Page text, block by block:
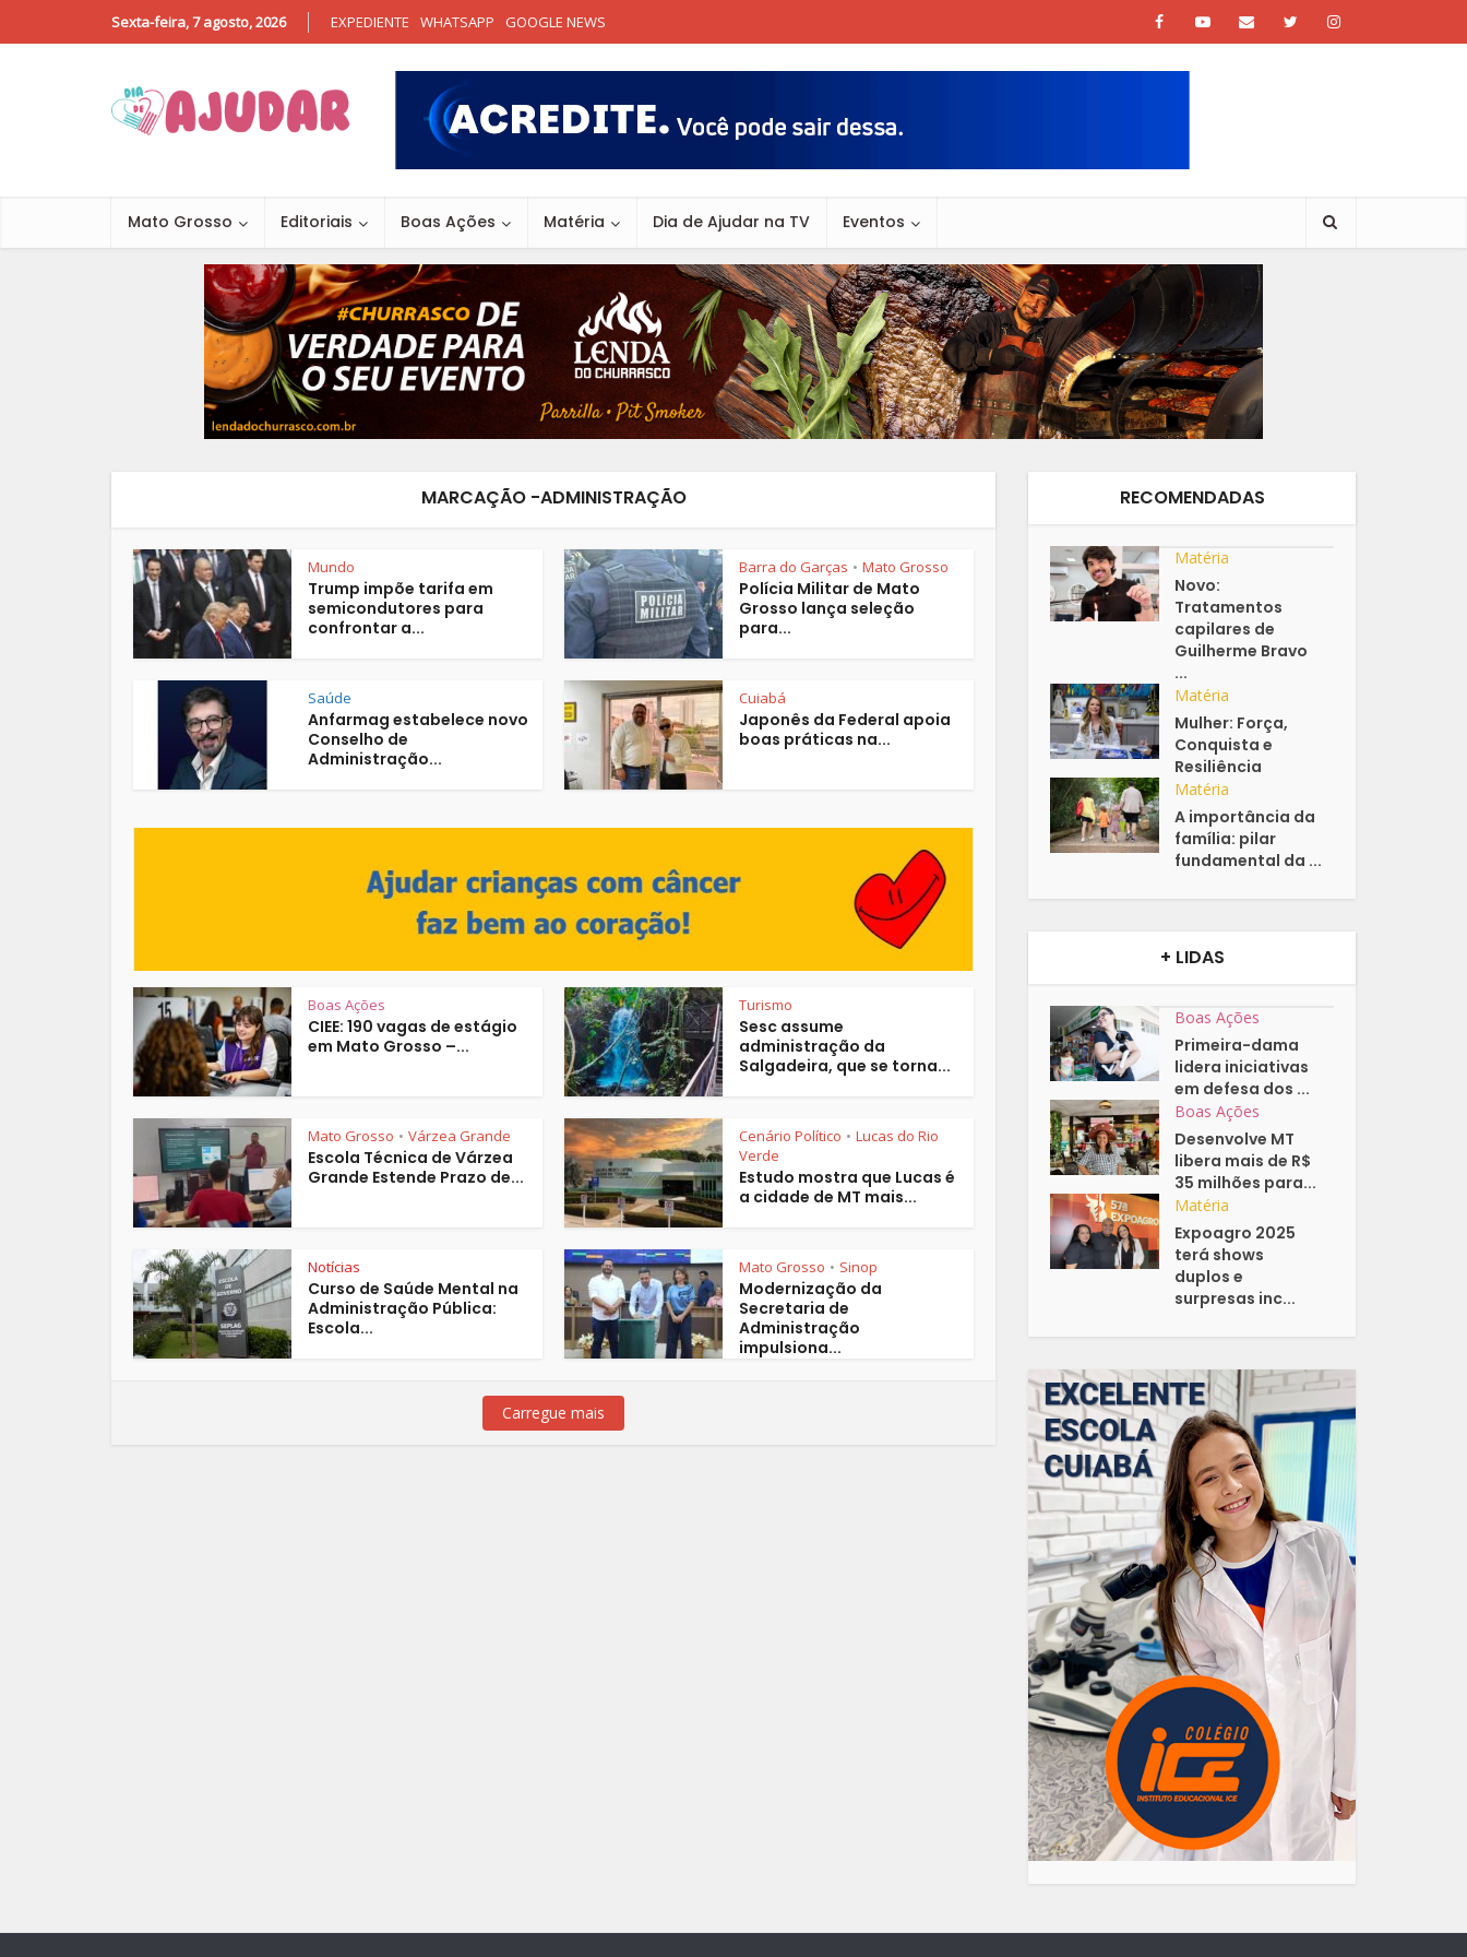
Sexta-feira, 7 agosto, 2026 EXPEDIENTE WHATSAPP GOOGLE NEWS
Mato Grosso Editoriais Boas Ações Matéria Dia de Ajudar na TV Eventos
MARCAÇÃO -ADMINISTRAÇÃO
Mundo
Trump impõe tarifa em
semicondutores para
confrontar a...
Barra do Garças • Mato Grosso
Polícia Militar de Mato
Grosso lança seleção
para...
Saúde
Anfarmag estabelece novo
Conselho de
Administração...
Cuiabá
Japonês da Federal apoia
boas práticas na...
Boas Ações
CIEE: 190 vagas de estágio
em Mato Grosso –...
Turismo
Sesc assume
administração da
Salgadeira, que se torna...
Mato Grosso • Várzea Grande
Escola Técnica de Várzea
Grande Estende Prazo de...
Cenário Político • Lucas do Rio
Verde
Estudo mostra que Lucas é
a cidade de MT mais...
Notícias
Curso de Saúde Mental na
Administração Pública:
Escola...
Mato Grosso • Sinop
Modernização da
Secretaria de
Administração
impulsiona...
Carregue mais
RECOMENDADAS
Matéria
Novo:
Tratamentos
capilares de
Guilherme Bravo
...
Matéria
Mulher: Força,
Conquista e
Resiliência
Matéria
A importância da
família: pilar
fundamental da ...
+ LIDAS
Boas Ações
Primeira-dama
lidera iniciativas
em defesa dos ...
Boas Ações
Desenvolve MT
libera mais de R$
35 milhões para...
Matéria
Expoagro 2025
terá shows
duplos e
surpresas inc...